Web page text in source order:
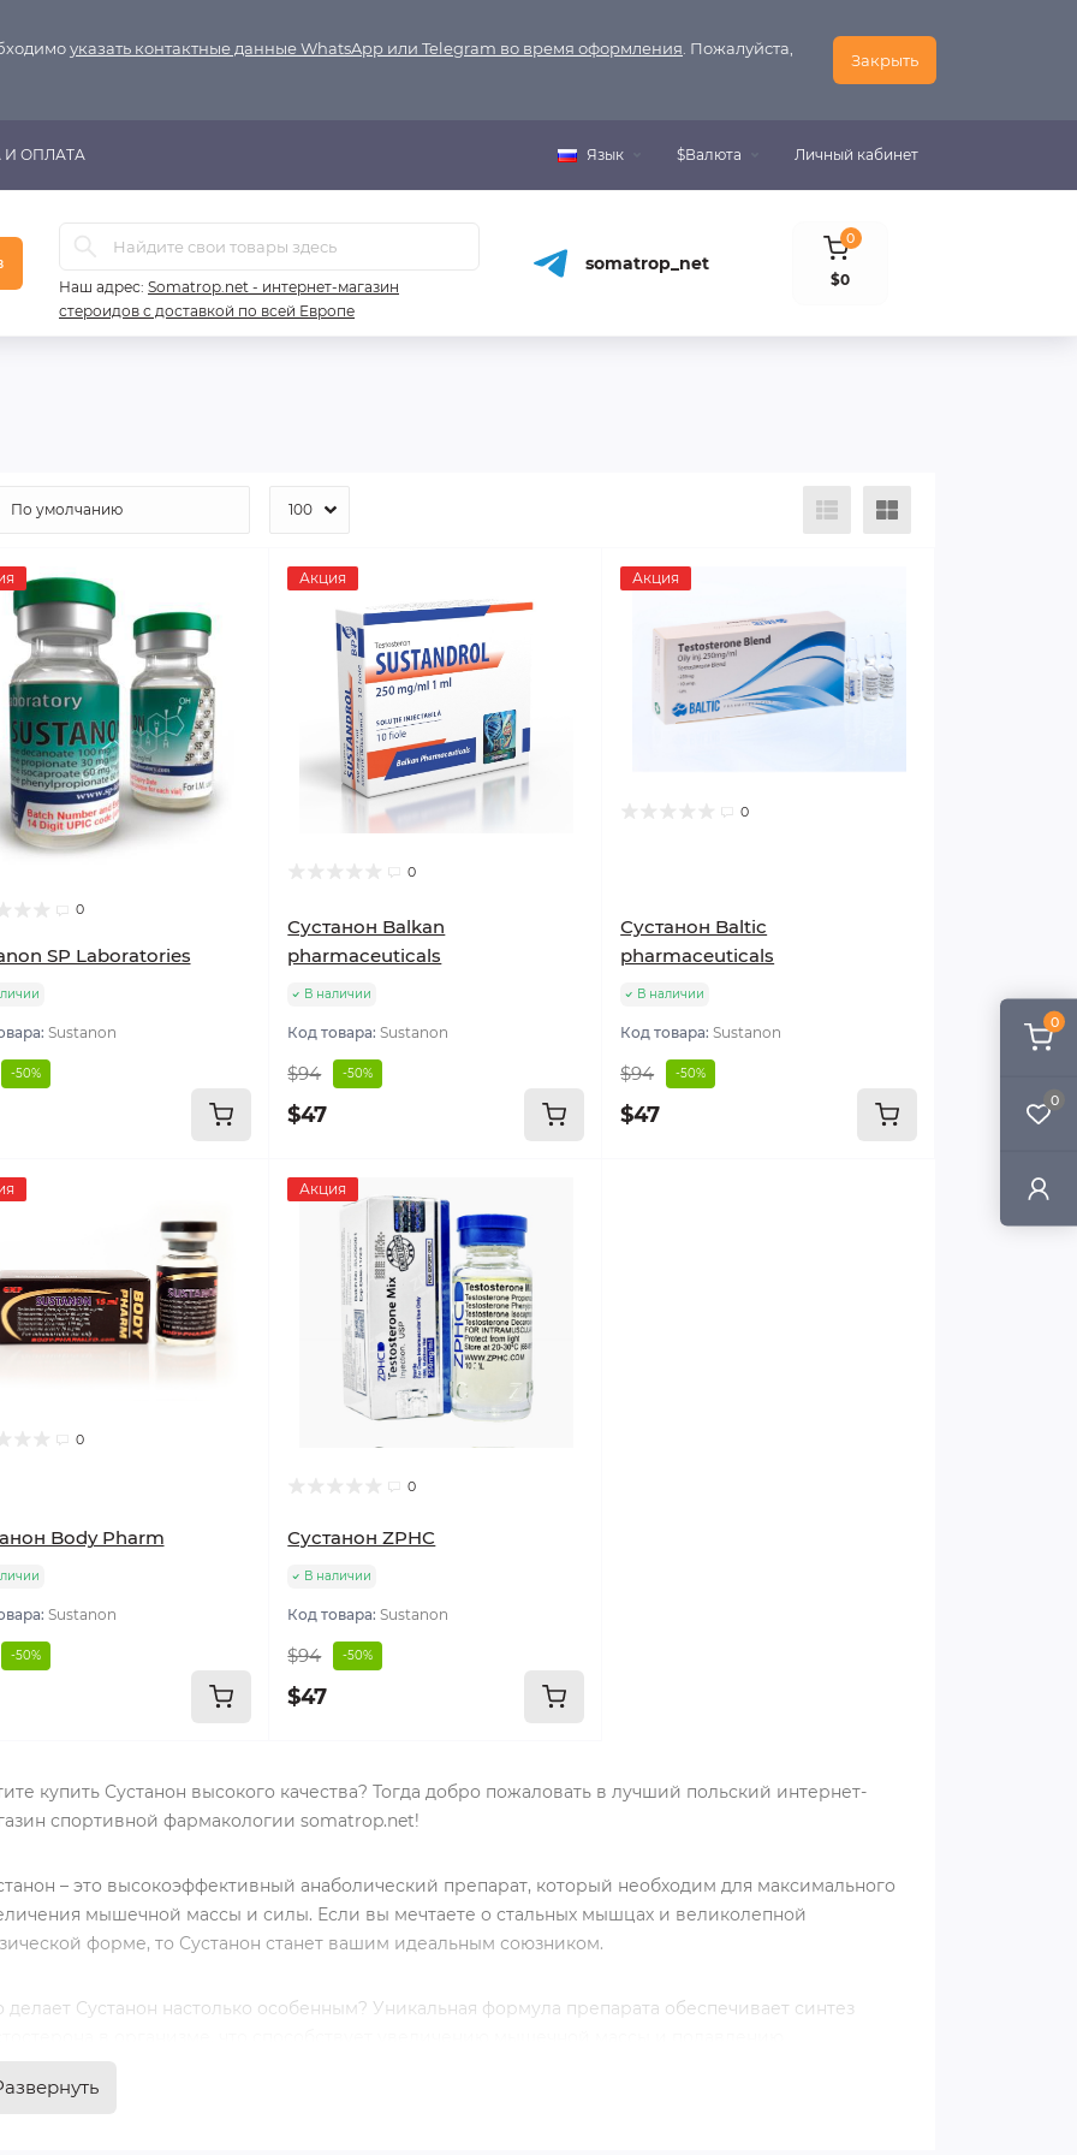
0
0
указать контактные данные WhatsApp или Telegram во время оформления . Пожалуйста,
Закрыть
И ОПЛАТА Язык $Валюта Личный кабинет
Наш адрес: Somatrop.net - интернет-магазин
стероидов с доставкой по всей Европе
somatrop_net
0
$0
0
SP Laboratories
Sustanon
-50%
Акция
0
Сустанон Balkan
pharmaceuticals
В наличии
Код товара:Sustanon
$94 -50%
$47
Акция
0
Сустанон Baltic
pharmaceuticals
В наличии
Код товара:Sustanon
$94 -50%
$47
0
Body Pharm
Sustanon
-50%
Акция
0
Сустанон ZPHC
В наличии
Код товара:Sustanon
$94 -50%
$47
купить Сустанон высокого качества? Тогда добро пожаловать в лучший польский интернет-
спортивной фармакологии somatrop.net!
– это высокоэффективный анаболический препарат, который необходим для максимального
мышечной массы и силы. Если вы мечтаете о стальных мышцах и великолепной
форме, то Сустанон станет вашим идеальным союзником.
делает Сустанон настолько особенным? Уникальная формула препарата обеспечивает синтез